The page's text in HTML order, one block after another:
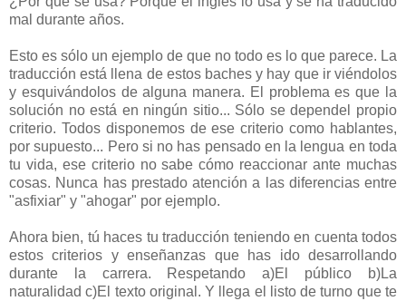
mal durante años.
Esto es sólo un ejemplo de que no todo es lo que parece. La
traducción está llena de estos baches y hay que ir viéndolos
y esquivándolos de alguna manera. El problema es que la
solución no está en ningún sitio... Sólo se dependel propio
criterio. Todos disponemos de ese criterio como hablantes,
por supuesto... Pero si no has pensado en la lengua en toda
tu vida, ese criterio no sabe cómo reaccionar ante muchas
cosas. Nunca has prestado atención a las diferencias entre
"asfixiar" y "ahogar" por ejemplo.
Ahora bien, tú haces tu traducción teniendo en cuenta todos
estos criterios y enseñanzas que has ido desarrollando
durante la carrera. Respetando a)El público b)La
naturalidad c)El texto original. Y llega el listo de turno que te